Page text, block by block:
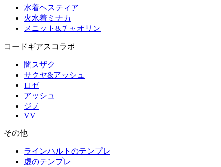
水着ヘスティア
火水着ミナカ
メニット&チャオリン
コードギアスコラボ
闇スザク
サクヤ&アッシュ
ロゼ
アッシュ
ジノ
VV
その他
ラインハルトのテンプレ
虚のテンプレ